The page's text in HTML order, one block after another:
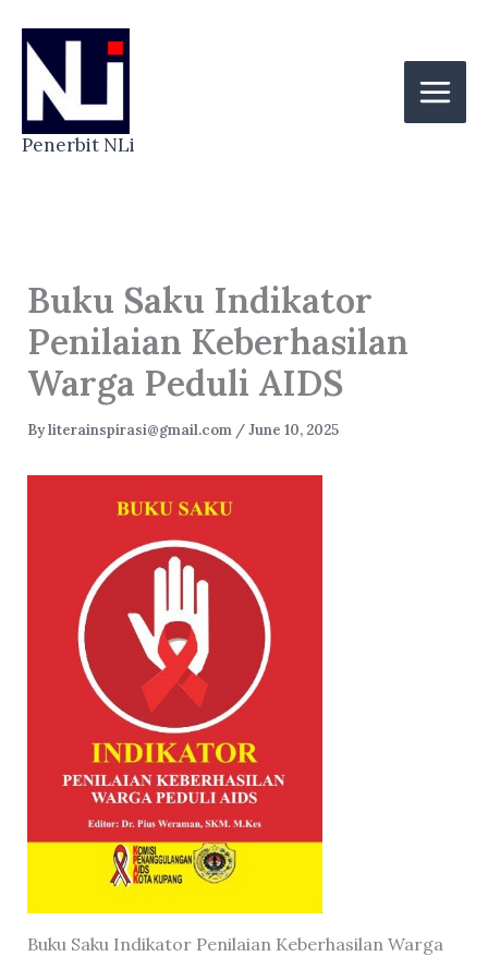
content
Penerbit NLi
Buku Saku Indikator
Penilaian Keberhasilan
Warga Peduli AIDS
Byliterainspirasi@gmail.com /June 10, 2025
Buku Saku Indikator Penilaian Keberhasilan Warga